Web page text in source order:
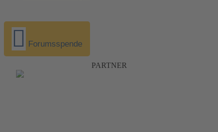
Forumsspende
PARTNER